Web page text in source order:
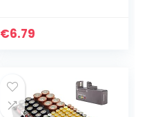
€6.79